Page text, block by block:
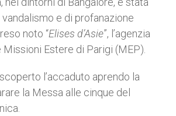
e di profanazione
noto “Elises d’Asie”, l’agenzia
Estere di Parigi (MEP).
l’accaduto aprendo la
la Messa alle cinque del